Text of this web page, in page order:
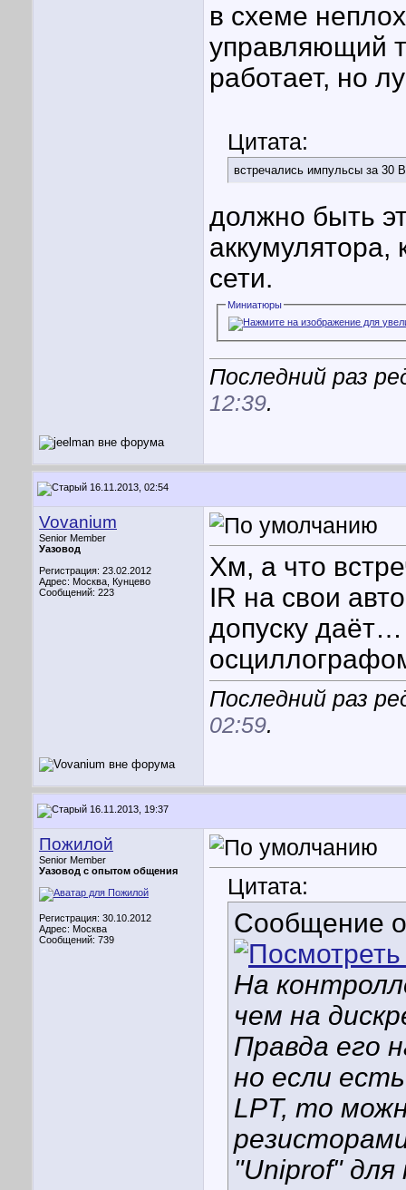
в схеме
управляющий
работает, но
Цитата:
встречались импульсы за 30
должно быть
аккумулятора,
сети.
Миниатюры
Последний раз
12:39.
16.11.2013, 02:54
Vovanium
Senior Member
Уазовод
Регистрация: 23.02.2012
Адрес: Москва, Кунцево
Сообщений: 223
Хм, а что
IR на свои
допуску даёт…
Последний раз
02:59.
16.11.2013, 19:37
Пожилой
Senior Member
Уазовод с опытом общения
Регистрация: 30.10.2012
Адрес: Москва
Сообщений: 739
Цитата:
Сообщение
На
чем на
Правда его
но если
LPT, то
"Uniprof"